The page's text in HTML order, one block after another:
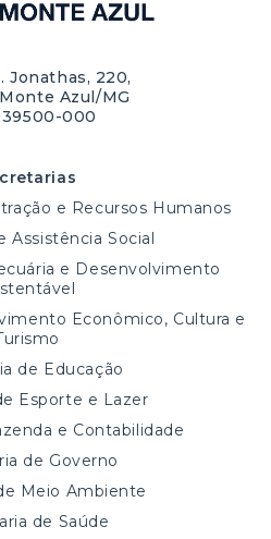
Jonathas, 220,
Azul/MG
39500-000
e Recursos Humanos
Assistência Social
e Desenvolvimento
Econômico, Cultura e
de Educação
Esporte e Lazer
e Contabilidade
de Governo
Meio Ambiente
de Saúde